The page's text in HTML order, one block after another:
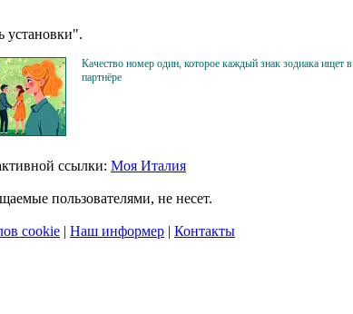
установки".
Качество номер один, которое каждый знак зодиака ищет в
партнёре
ссылки: Моя Италия
пользователями, не несет.
cookie | Наш информер | Контакты